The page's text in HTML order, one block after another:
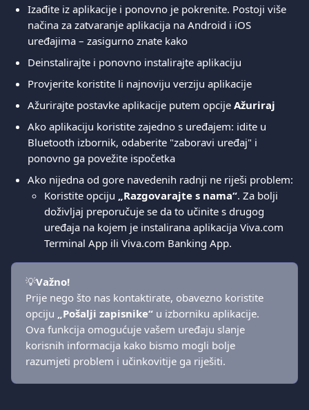
Izađite iz aplikacije i ponovno je pokrenite. Postoji više
načina za zatvaranje aplikacija na Android i iOS
uređajima – zasigurno znate kako
Deinstalirajte i ponovno instalirajte aplikaciju
Provjerite koristite li najnoviju verziju aplikacije
Ažurirajte postavke aplikacije putem opcije Ažuriraj
Ako aplikaciju koristite zajedno s uređajem: idite u
Bluetooth izbornik, odaberite "zaboravi uređaj" i
ponovno ga povežite ispočetka
Ako nijedna od gore navedenih radnji ne riješi problem:
Koristite opciju „Razgovarajte s nama“. Za bolji
doživljaj preporučuje se da to učinite s drugog
uređaja na kojem je instalirana aplikacija Viva.com
Terminal App ili Viva.com Banking App.
💡Važno!
Prije nego što nas kontaktirate, obavezno koristite
opciju „Pošalji zapisnike“ u izborniku aplikacije.
Ova funkcija omogućuje vašem uređaju slanje
korisnih informacija kako bismo mogli bolje
razumjeti problem i učinkovitije ga riješiti.